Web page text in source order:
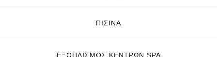
ΠΙΣΙΝΑ
ΕΞΟΠΛΙΣΜΌΣ ΚΈΝΤΡΩΝ SPA